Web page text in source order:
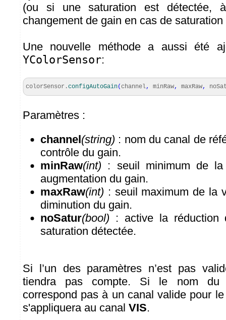
(ou si une saturation est détectée,
changement de gain en cas de
Une nouvelle méthode a aussi été
YColorSensor:
colorSensor.configAutoGain(channel, minRaw, maxRaw,
Paramètres :
channel(string) : nom du canal de
contrôle du gain.
minRaw(int) : seuil minimum de
augmentation du gain.
maxRaw(int) : seuil maximum de la
diminution du gain.
noSatur(bool) : active la
saturation détectée.
Si l’un des paramètres n’est pas
tiendra pas compte. Si le nom du
correspond pas à un canal valide pour
s'appliquera au canal VIS.